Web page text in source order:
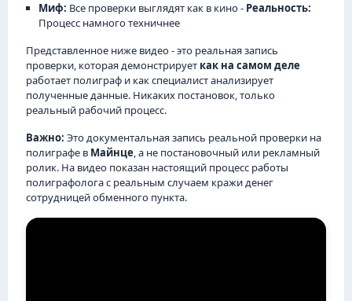
Миф: Все проверки выглядят как в кино - Реальность:
Процесс намного техничнее
Представленное ниже видео - это реальная запись
проверки, которая демонстрирует как на самом деле
работает полиграф и как специалист анализирует
полученные данные. Никаких постановок, только
реальный рабочий процесс.
Важно: Это документальная запись реальной проверки на
полиграфе в Майнце, а не постановочный или рекламный
ролик. На видео показан настоящий процесс работы
полиграфолога с реальным случаем кражи денег
сотрудницей обменного пункта.